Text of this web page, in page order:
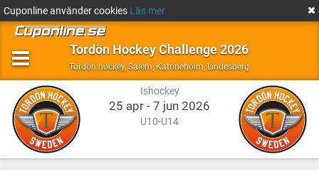
Cuponline använder cookies Läs mer
Tordön Hockey Challenge 2026
Tordön hockey,Ishockey
Salem, Katrineholm, LindesbergSalem,
Katrineholm,
Lindesberg
Ishockey
25 apr - 7 jun 2026
U10-U14